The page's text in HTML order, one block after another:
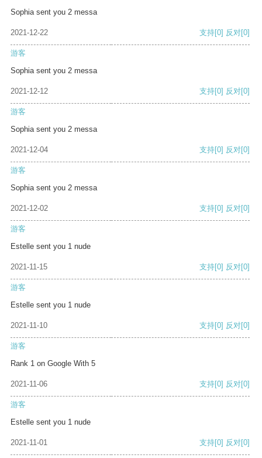
Sophia sent you 2 messa
2021-12-22 支持[0] 反对[0]
游客
Sophia sent you 2 messa
2021-12-12 支持[0] 反对[0]
游客
Sophia sent you 2 messa
2021-12-04 支持[0] 反对[0]
游客
Sophia sent you 2 messa
2021-12-02 支持[0] 反对[0]
游客
Estelle sent you 1 nude
2021-11-15 支持[0] 反对[0]
游客
Estelle sent you 1 nude
2021-11-10 支持[0] 反对[0]
游客
Rank 1 on Google With 5
2021-11-06 支持[0] 反对[0]
游客
Estelle sent you 1 nude
2021-11-01 支持[0] 反对[0]